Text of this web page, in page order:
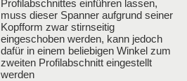
Profilabschnittes einführen lassen,
muss dieser Spanner aufgrund seiner
Kopfform zwar stirnseitig
eingeschoben werden, kann jedoch
dafür in einem beliebigen Winkel zum
zweiten Profilabschnitt eingestellt
werden